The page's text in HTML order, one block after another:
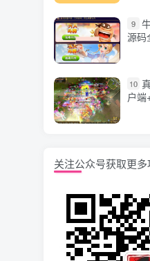
9
源码
10
户端
关注公众号获取更